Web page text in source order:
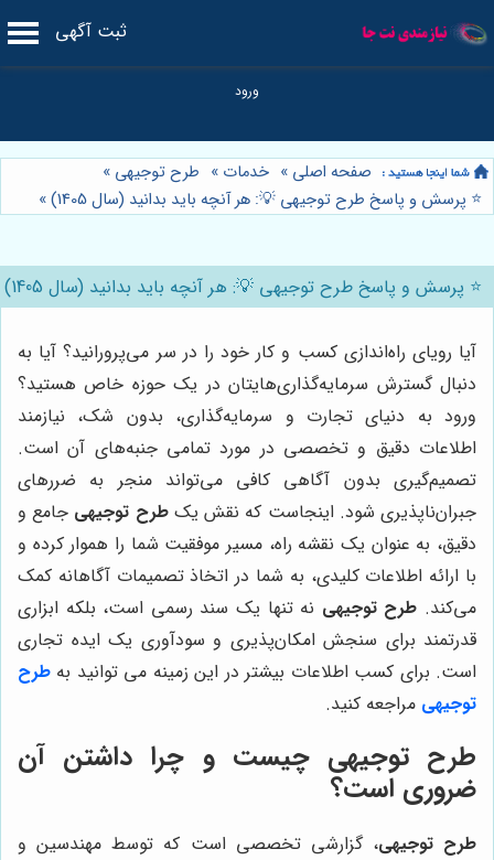
ثبت آگهی
صفحه اصلی » خدمات » طرح توجیهی »
⭐️ پرسش و پاسخ طرح توجیهی 💡: هر آنچه باید بدانید (سال 1405)
»
⭐️ پرسش و پاسخ طرح توجیهی 💡: هر آنچه باید بدانید (سال 1405)
آیا رویای راه‌اندازی کسب و کار خود را در سر می‌پرورانید؟ آیا به
دنبال گسترش سرمایه‌گذاری‌هایتان در یک حوزه خاص هستید؟
ورود به دنیای تجارت و سرمایه‌گذاری، بدون شک، نیازمند
اطلاعات دقیق و تخصصی در مورد تمامی جنبه‌های آن است.
تصمیم‌گیری بدون آگاهی کافی می‌تواند منجر به ضررهای
جبران‌ناپذیری شود. اینجاست که نقش یکطرح توجیهی جامع و
دقیق، به عنوان یک نقشه راه، مسیر موفقیت شما را هموار کرده و
با ارائه اطلاعات کلیدی، به شما در اتخاذ تصمیمات آگاهانه کمک
می‌کند. طرح توجیهی نه تنها یک سند رسمی است، بلکه ابزاری
قدرتمند برای سنجش امکان‌پذیری و سودآوری یک ایده تجاری
است. برای کسب اطلاعات بیشتر در این زمینه می توانید به طرح
توجیهی مراجعه کنید.
طرح توجیهی چیست و چرا داشتن آن
ضروری است؟
طرح توجیهی، گزارشی تخصصی است که توسط مهندسین و